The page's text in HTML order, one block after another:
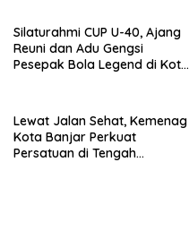
Silaturahmi CUP U-40, Ajang
Reuni dan Adu Gengsi
Pesepak Bola Legend di Kota
Lewat Jalan Sehat, Kemenag
Kota Banjar Perkuat
Persatuan di Tengah